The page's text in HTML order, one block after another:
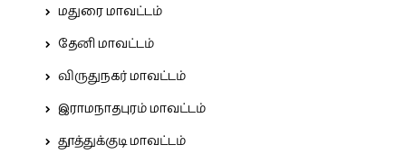
மதுரை மாவட்டம்
தேனி மாவட்டம்
விருதுநகர் மாவட்டம்
இராமநாதபுரம் மாவட்டம்
தூத்துக்குடி மாவட்டம்